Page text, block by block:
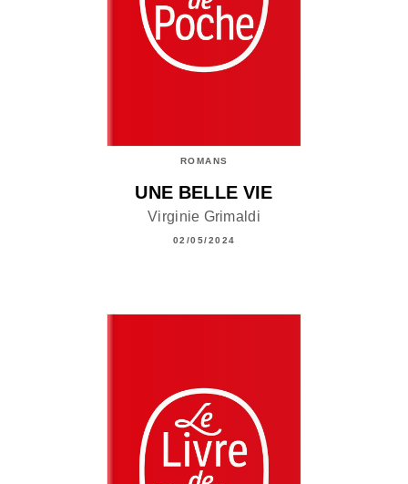
ROMANS
UNE BELLE VIE
Virginie Grimaldi
02/05/2024